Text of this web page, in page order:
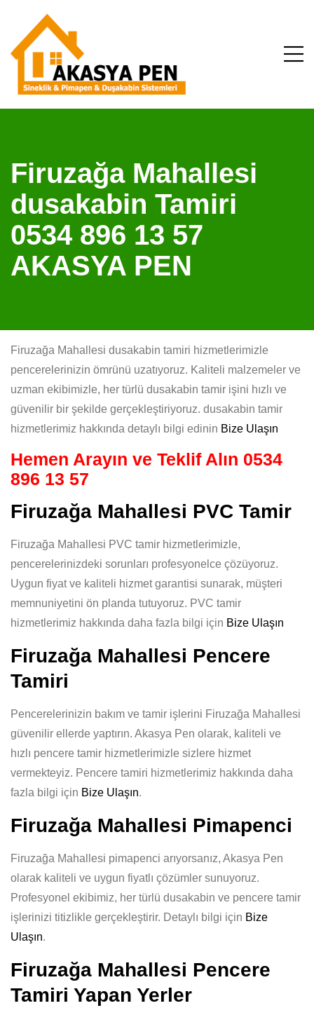
Firuzağa Mahallesi
dusakabin Tamiri
0534 896 13 57
AKASYA PEN
Firuzağa Mahallesi dusakabin tamiri hizmetlerimizle
pencerelerinizin ömrünü uzatıyoruz. Kaliteli malzemeler ve
uzman ekibimizle, her türlü dusakabin tamir işini hızlı ve
güvenilir bir şekilde gerçekleştiriyoruz. dusakabin tamir
hizmetlerimiz hakkında detaylı bilgi edinin Bize Ulaşın
Hemen Arayın ve Teklif Alın 0534
896 13 57
Firuzağa Mahallesi PVC Tamir
Firuzağa Mahallesi PVC tamir hizmetlerimizle,
pencerelerinizdeki sorunları profesyonelce çözüyoruz.
Uygun fiyat ve kaliteli hizmet garantisi sunarak, müşteri
memnuniyetini ön planda tutuyoruz. PVC tamir
hizmetlerimiz hakkında daha fazla bilgi için Bize Ulaşın
Firuzağa Mahallesi Pencere
Tamiri
Pencerelerinizin bakım ve tamir işlerini Firuzağa Mahallesi
güvenilir ellerde yaptırın. Akasya Pen olarak, kaliteli ve
hızlı pencere tamir hizmetlerimizle sizlere hizmet
vermekteyiz. Pencere tamiri hizmetlerimiz hakkında daha
fazla bilgi için Bize Ulaşın.
Firuzağa Mahallesi Pimapenci
Firuzağa Mahallesi pimapenci arıyorsanız, Akasya Pen
olarak kaliteli ve uygun fiyatlı çözümler sunuyoruz.
Profesyonel ekibimiz, her türlü dusakabin ve pencere tamir
işlerinizi titizlikle gerçekleştirir. Detaylı bilgi için Bize
Ulaşın.
Firuzağa Mahallesi Pencere
Tamiri Yapan Yerler